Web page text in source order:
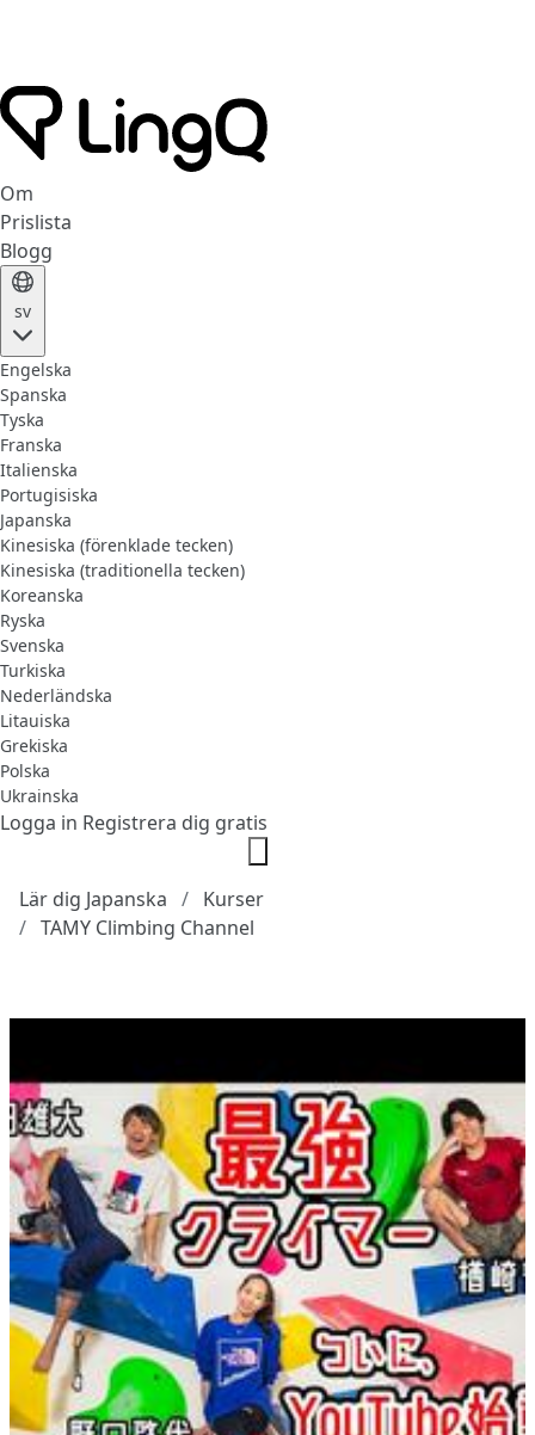
Om
Prislista
Blogg
sv
Engelska
Spanska
Tyska
Franska
Italienska
Portugisiska
Japanska
Kinesiska (förenklade tecken)
Kinesiska (traditionella tecken)
Koreanska
Ryska
Svenska
Turkiska
Nederländska
Litauiska
Grekiska
Polska
Ukrainska
Logga in Registrera dig gratis
Lär dig Japanska
Kurser
TAMY Climbing Channel